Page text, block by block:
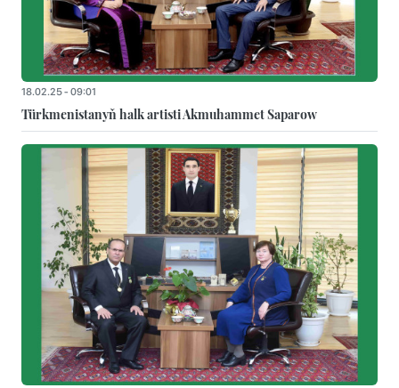
18.02.25 - 09:01
Türkmenistanyň halk artisti Akmuhammet Saparow